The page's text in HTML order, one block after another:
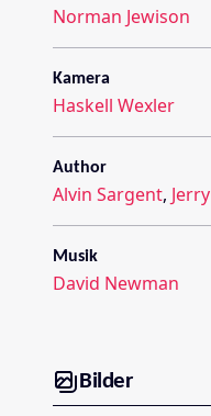
Norman Jewison
Kamera
Haskell Wexler
Author
Alvin Sargent,
Musik
David Newman
Bilder